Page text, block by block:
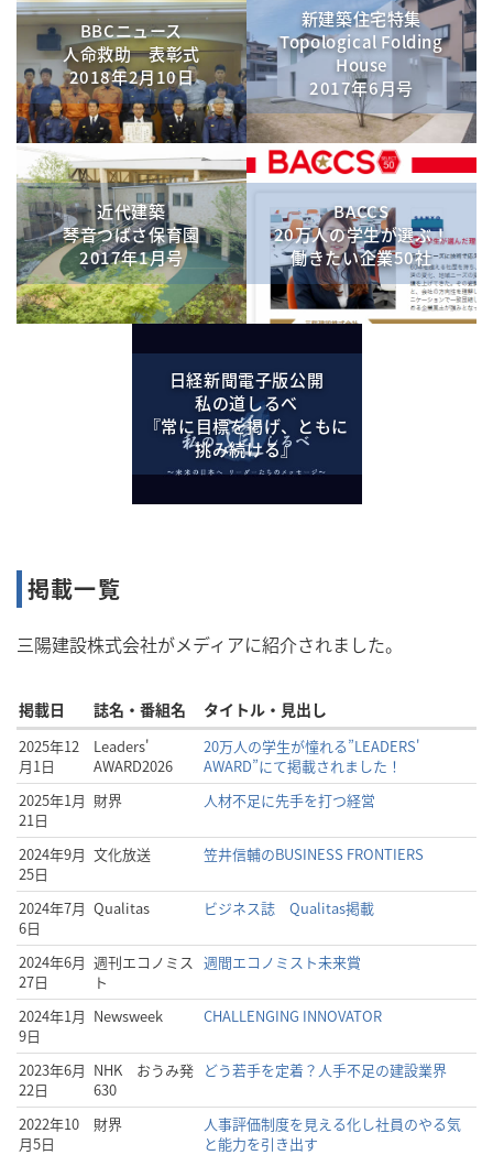
BBCニュース
人命救助 表彰式
2018年2月10日
新建築住宅特集
Topological Folding
House
2017年6月号
近代建築
琴音つばさ保育園
2017年1月号
BACCS
20万人の学生が選ぶ！
働きたい企業50社
日経新聞電子版公開
私の道しるべ
『常に目標を掲げ、ともに
挑み続ける』
掲載一覧
三陽建設株式会社がメディアに紹介されました。
掲載日 誌名・番組名 タイトル・見出し
2025年12
月1日
Leaders'
AWARD2026
20万人の学生が憧れる”LEADERS'
AWARD”にて掲載されました！
2025年1月
21日
財界 人材不足に先手を打つ経営
2024年9月
25日
文化放送 笠井信輔のBUSINESS FRONTIERS
2024年7月
6日
Qualitas ビジネス誌 Qualitas掲載
2024年6月
27日
週刊エコノミス
ト
週間エコノミスト未来賞
2024年1月
9日
Newsweek CHALLENGING INNOVATOR
2023年6月
22日
NHK おうみ発
630
どう若手を定着？人手不足の建設業界
2022年10
月5日
財界
人事評価制度を見える化し社員のやる気
と能力を引き出す